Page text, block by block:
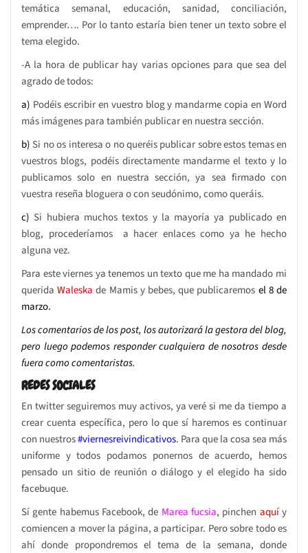
temática semanal, educación, sanidad, conciliación,
emprender…. Por lo tanto estaría bien tener un texto sobre el
tema elegido.
-A la hora de publicar hay varias opciones para que sea del
agrado de todos:
a) Podéis escribir en vuestro blog y mandarme copia en Word
más imágenes para también publicar en nuestra sección.
b)Si no os interesa o no queréis publicar sobre estos temas en
vuestros blogs, podéis directamente mandarme el texto y lo
publicamos solo en nuestra sección, ya sea firmado con
vuestra reseña bloguera o con seudónimo, como queráis.
c) Si hubiera muchos textos y la mayoría ya publicado en
blog, procederíamos a hacer enlaces como ya he hecho
alguna vez.
Para este viernes ya tenemos un texto que me ha mandado mi
queridaWaleska de Mamis y bebes, que publicaremos el 8 de
marzo.
Los comentarios de los post, los autorizará la gestora del blog,
pero luego podemos responder cualquiera de nosotros desde
fuera como comentaristas.
REDES SOCIALES
En twitter seguiremos muy activos, ya veré si me da tiempo a
crear cuenta específica, pero lo que sí haremos es continuar
con nuestros#viernesreivindicativos. Para que la cosa sea más
uniforme y todos podamos ponernos de acuerdo, hemos
pensado un sitio de reunión o diálogo y el elegido ha sido
facebuque.
Sí gente habemus Facebook, de Marea fucsia, pinchen aquíy
comiencen a mover la página, a participar. Pero sobre todo es
ahí donde propondremos el tema de la semana, donde